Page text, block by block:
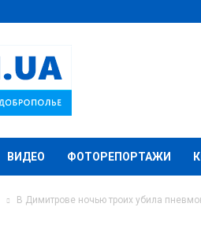
ВИДЕО ФОТОРЕПОРТАЖИ
В Димитрове ночью троих убила